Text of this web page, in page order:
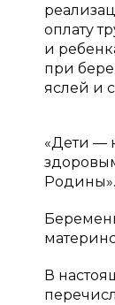
оплату
и
при
яслей и
«Дети —
В